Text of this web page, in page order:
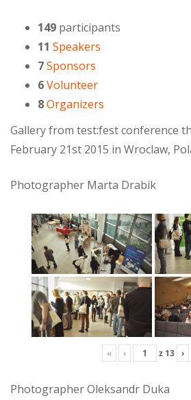
149 participants
11 Speakers
7Sponsors
6Volunteer
8Organizers
Gallery from test:fest conference
February 21st 2015 in Wroclaw,
Photographer Marta Drabik
« ‹ z 13 ›
Photographer Oleksandr Duka